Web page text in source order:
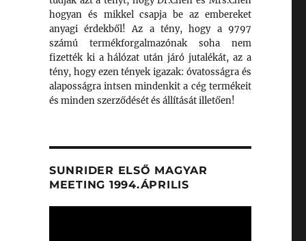
hogyan és mikkel csapja be az embereket
anyagi érdekből! Az a tény, hogy a 9797
számú termékforgalmazónak soha nem
fizették ki a hálózat után járó jutalékát, az a
tény, hogy ezen tények igazak: óvatosságra és
alaposságra intsen mindenkit a cég termékeit
és minden szerződését és állítását illetően!
SUNRIDER ELSŐ MAGYAR
MEETING 1994.ÁPRILIS